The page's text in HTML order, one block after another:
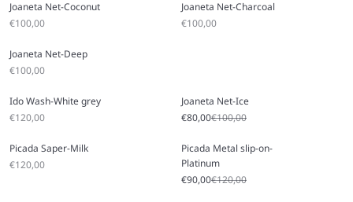
Joaneta Net-Coconut
Prix soldé
€100,00
Joaneta Net-Charcoal
Prix soldé
€100,00
Joaneta Net-Deep
Prix soldé
€100,00
Ido Wash-White grey
Prix soldé
€120,00
Joaneta Net-Ice
Prix soldé
€80,00Prix régulier
€100,00
Picada Saper-Milk
Prix soldé
€120,00
Picada Metal slip-on-
Platinum
Prix soldé
€90,00Prix régulier
€120,00